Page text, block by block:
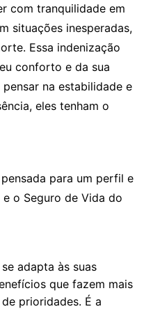
com tranquilidade em
situações inesperadas,
Essa indenização
conforto e da sua
na estabilidade e
eles tenham o
para um perfil e
o Seguro de Vida do
adapta às suas
que fazem mais
prioridades. É a